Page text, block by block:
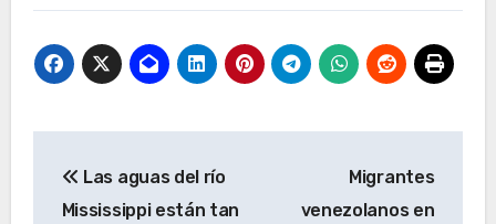
de
Las aguas del río
Mississippi están tan
Migrantes
venezolanos en